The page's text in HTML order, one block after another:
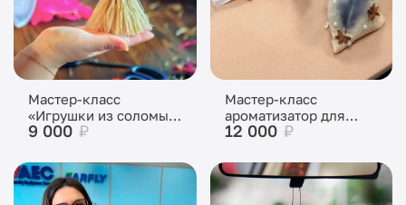
Мастер-класс
«Игрушки из соломы
(лыка)»
9 000 ₽
Мастер-класс
ароматизатор для
дома
12 000 ₽